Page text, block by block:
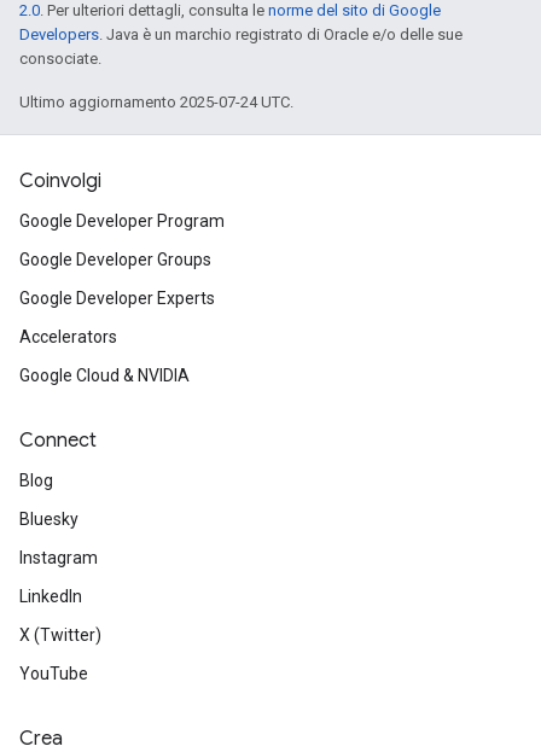
2.0. Per ulteriori dettagli, consulta le norme del sito di Google
Developers. Java è un marchio registrato di Oracle e/o delle sue
consociate.
Ultimo aggiornamento 2025-07-24 UTC.
Coinvolgi
Google Developer Program
Google Developer Groups
Google Developer Experts
Accelerators
Google Cloud & NVIDIA
Connect
Blog
Bluesky
Instagram
LinkedIn
X (Twitter)
YouTube
Crea